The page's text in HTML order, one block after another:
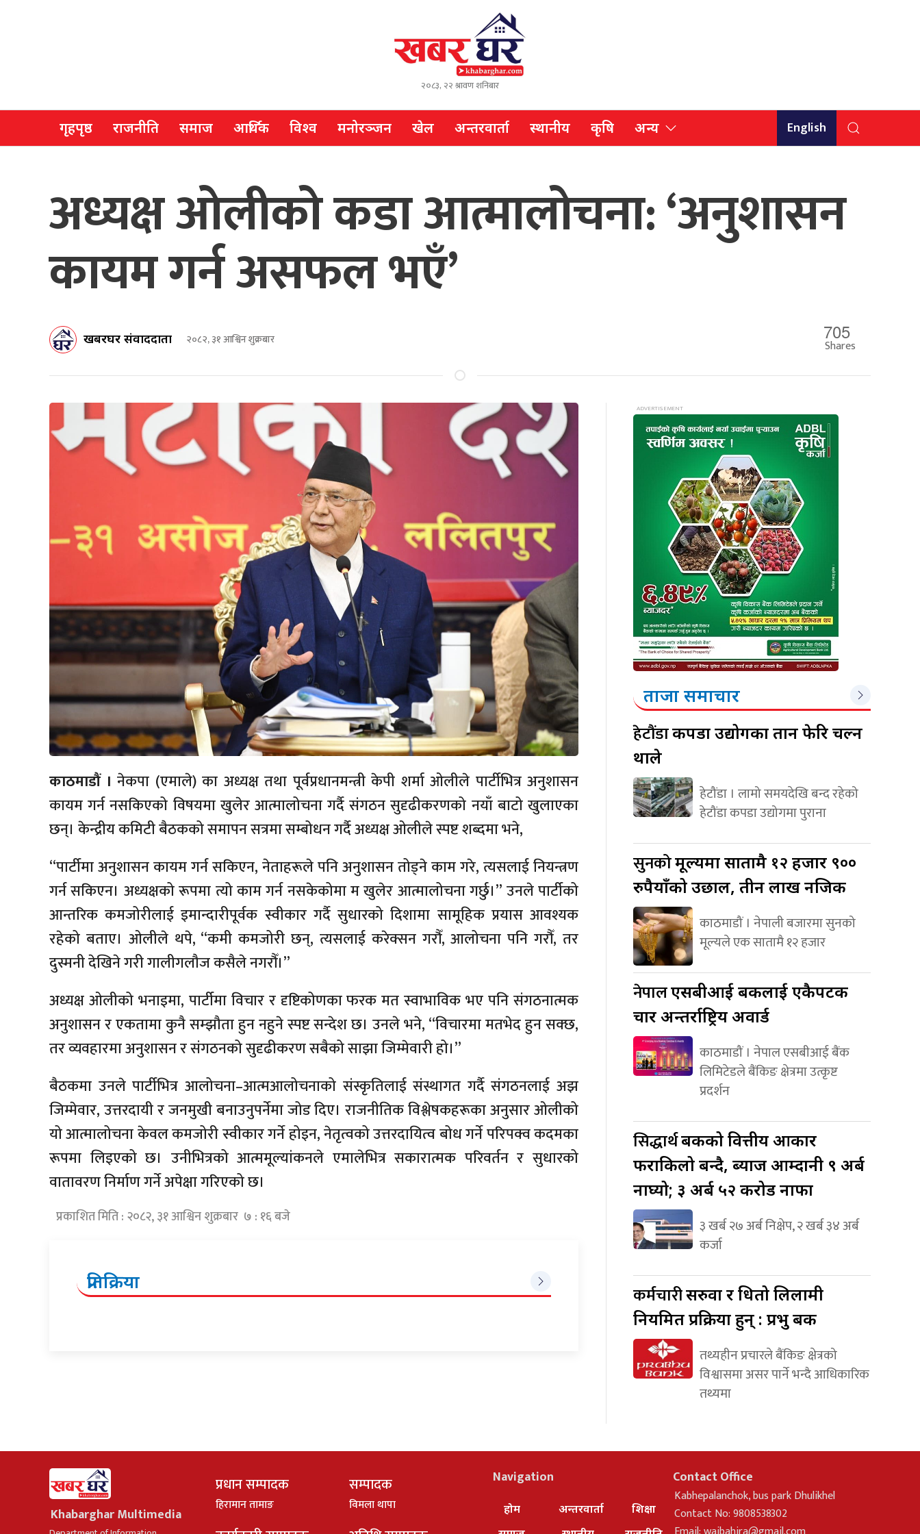
२०८३, २२ श्रावण शनिबार
गृहपृष्ठ राजनीति समाज आर्थिक विश्व मनोरञ्जन खेल अन्तरवार्ता स्थानीय कृषि अन्य English
अध्यक्ष ओलीको कडा आत्मालोचना: ‘अनुशासन
कायम गर्न असफल भएँ’
खबरघर संवाददाता २०८२, ३१ आश्विन शुक्रबार 705
Shares
काठमाडौं । नेकपा (एमाले) का अध्यक्ष तथा पूर्वप्रधानमन्त्री केपी शर्मा ओलीले पार्टीभित्र अनुशासन
कायम गर्न नसकिएको विषयमा खुलेर आत्मालोचना गर्दै संगठन सुदृढीकरणको नयाँ बाटो खुलाएका
छन्। केन्द्रीय कमिटी बैठकको समापन सत्रमा सम्बोधन गर्दै अध्यक्ष ओलीले स्पष्ट शब्दमा भने,
“पार्टीमा अनुशासन कायम गर्न सकिएन, नेताहरूले पनि अनुशासन तोड्ने काम गरे, त्यसलाई नियन्त्रण
गर्न सकिएन। अध्यक्षको रूपमा त्यो काम गर्न नसकेकोमा म खुलेर आत्मालोचना गर्छु।” उनले पार्टीको
आन्तरिक कमजोरीलाई इमान्दारीपूर्वक स्वीकार गर्दै सुधारको दिशामा सामूहिक प्रयास आवश्यक
रहेको बताए। ओलीले थपे, “कमी कमजोरी छन्, त्यसलाई करेक्सन गरौँ, आलोचना पनि गरौँ, तर
दुस्मनी देखिने गरी गालीगलौज कसैले नगरौँ।”
अध्यक्ष ओलीको भनाइमा, पार्टीमा विचार र दृष्टिकोणका फरक मत स्वाभाविक भए पनि संगठनात्मक
अनुशासन र एकतामा कुनै सम्झौता हुन नहुने स्पष्ट सन्देश छ। उनले भने, “विचारमा मतभेद हुन सक्छ,
तर व्यवहारमा अनुशासन र संगठनको सुदृढीकरण सबैको साझा जिम्मेवारी हो।”
बैठकमा उनले पार्टीभित्र आलोचना–आत्मआलोचनाको संस्कृतिलाई संस्थागत गर्दै संगठनलाई अझ
जिम्मेवार, उत्तरदायी र जनमुखी बनाउनुपर्नेमा जोड दिए। राजनीतिक विश्लेषकहरूका अनुसार ओलीको
यो आत्मालोचना केवल कमजोरी स्वीकार गर्ने होइन, नेतृत्वको उत्तरदायित्व बोध गर्ने परिपक्व कदमका
रूपमा लिइएको छ। उनीभित्रको आत्ममूल्यांकनले एमालेभित्र सकारात्मक परिवर्तन र सुधारको
वातावरण निर्माण गर्ने अपेक्षा गरिएको छ।
प्रकाशित मिति : २०८२, ३१ आश्विन शुक्रबार ७ : १६ बजे
प्रतिक्रिया
ताजा समाचार
हेटौंडाकपडा उद्योगका तान फेरि चल्न
थाले
हेटौंडा । लामो समयदेखि बन्द रहेको
हेटौंडा कपडा उद्योगमा पुराना
सुनकोमूल्यमा सातामै १२ हजार ९००
रुपैयाँको उछाल, तीन लाख नजिक
काठमाडौं । नेपाली बजारमा सुनको
मूल्यले एक सातामै १२ हजार
नेपालएसबीआई बैंकलाई एकैपटक
चार अन्तर्राष्ट्रिय अवार्ड
काठमाडौं । नेपाल एसबीआई बैंक
लिमिटेडले बैंकिङ क्षेत्रमा उत्कृष्ट
प्रदर्शन
सिद्धार्थबैंकको वित्तीय आकार
फराकिलो बन्दै, ब्याज आम्दानी ९ अर्ब
नाघ्यो; ३ अर्ब ५२ करोड नाफा
३ खर्ब २७ अर्ब निक्षेप, २ खर्ब ३४ अर्ब
कर्जा
कर्मचारीसरुवा र धितो लिलामी
नियमित प्रक्रिया हुन् : प्रभु बैंक
तथ्यहीन प्रचारले बैंकिङ क्षेत्रको
विश्वासमा असर पार्ने भन्दै आधिकारिक
तथ्यमा
Khabarghar Multimedia
प्रधान सम्पादक
हिरामान तामाङ
सम्पादक
विमला थापा
Navigation
होम
अन्तरवार्ता
शिक्षा
Contact Office
Kabhepalanchok, bus park Dhulikhel
Contact No: 9808538302